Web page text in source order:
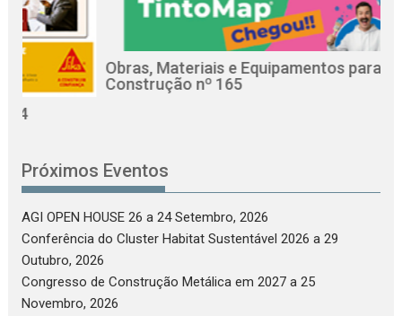
Obras, Materiais e Equipamentos para a
Construção nº 165
Próximos Eventos
AGI OPEN HOUSE 26 a 24 Setembro, 2026
Conferência do Cluster Habitat Sustentável 2026 a 29
Outubro, 2026
Congresso de Construção Metálica em 2027 a 25
Novembro, 2026